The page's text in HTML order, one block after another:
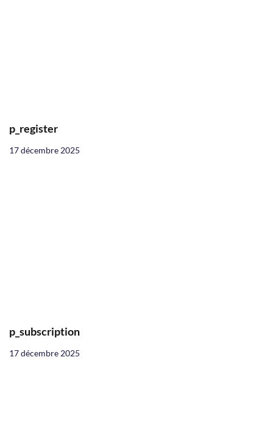
p_register
17 décembre 2025
p_subscription
17 décembre 2025